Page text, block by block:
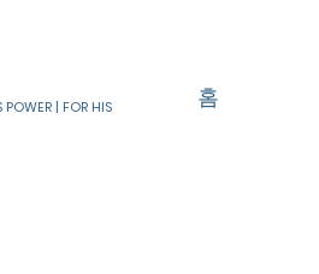
POWER | FOR HIS
홈